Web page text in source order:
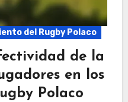
del Rugby Polaco
de la
en los
Polaco